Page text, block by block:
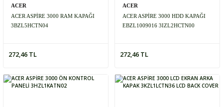
ACER
ACER ASPİRE 3000 RAM KAPAĞI
3BZL5HCTN04
272,46 TL
ACER
ACER ASPİRE 3000 HDD KAPAĞI
EBZL1009016 3IZL2HCTN00
272,46 TL